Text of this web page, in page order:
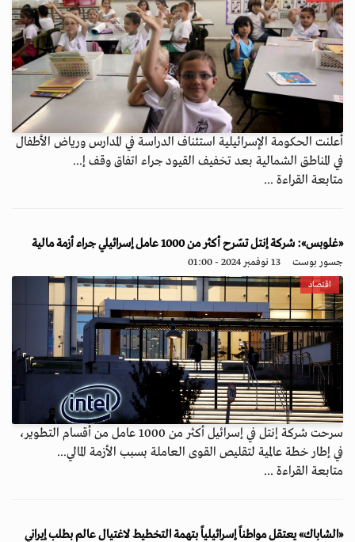
أعلنت الحكومة الإسرائيلية استئناف الدراسة في المدارس ورياض الأطفال
في المناطق الشمالية بعد تخفيف القيود جراء اتفاق وقف إ...
متابعة القراءة ...
«غلوبس»: شركة إنتل تسّرح أكثر من 1000 عامل إسرائيلي جراء أزمة مالية
جسور بوست 13 نوفمبر 2024 - 01:00
اقتصاد
سرحت شركة إنتل في إسرائيل أكثر من 1000 عامل من أقسام التطوير،
في إطار خطة عالمية لتقليص القوى العاملة بسبب الأزمة المالي...
متابعة القراءة ...
«الشاباك» يعتقل مواطناً إسرائيلياً بتهمة التخطيط لاغتيال عالم بطلب إيراني